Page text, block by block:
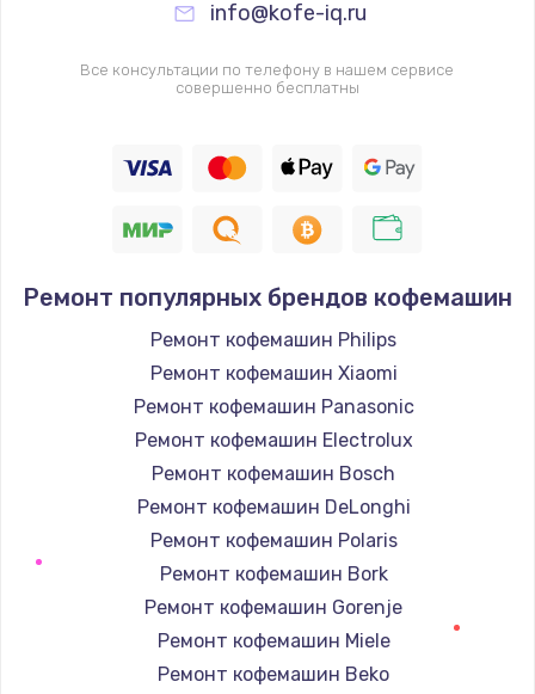
900 руб.
Заказать
info@kofe-iq.ru
Все консультации по телефону в нашем сервисе
совершенно бесплатны
Ремонт популярных брендов кофемашин
Ремонт кофемашин Philips
Ремонт кофемашин Xiaomi
Ремонт кофемашин Panasonic
Ремонт кофемашин Electrolux
Ремонт кофемашин Bosch
Ремонт кофемашин DeLonghi
Ремонт кофемашин Polaris
Ремонт кофемашин Bork
Ремонт кофемашин Gorenje
Ремонт кофемашин Miele
Ремонт кофемашин Beko